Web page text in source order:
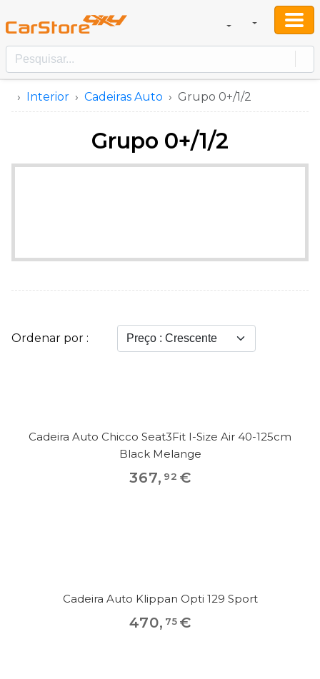
Interior Cadeiras Auto Grupo 0+/1/2
Grupo 0+/1/2
Ordenar por :
Cadeira Auto Chicco Seat3Fit I-Size Air 40-125cm
Black Melange
367, 92 €
Cadeira Auto Klippan Opti 129 Sport
470, 75 €